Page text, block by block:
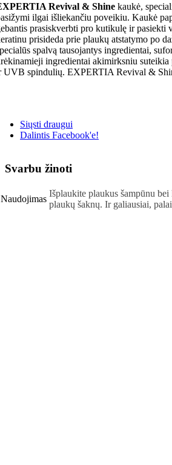
Revival & Shine kaukė,
ilgai išliekančiu poveikiu. Kaukė
prasiskverbti pro kutikulę ir pasiekti
prisideda prie plaukų atstatymo po
spalvą tausojantys ingredientai,
ingredientai akimirksniu
UVB spindulių. EXPERTIA Revival &
Siųsti draugui
Dalintis Facebook'e!
Svarbu žinoti
Naudojimas
Išplaukite plaukus šampūnu
plaukų šaknų. Ir galiausiai,